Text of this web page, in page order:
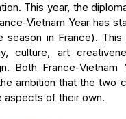
This year, the
Vietnam Year has
season in France).
culture, art
Both France-
ambition that the two
aspects of their own.